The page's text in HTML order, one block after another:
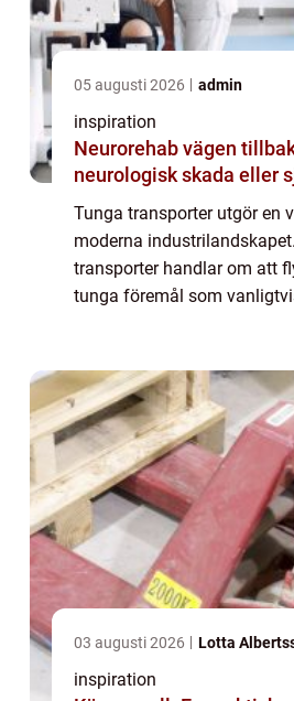
05 augusti 2026 admin
inspiration
Neurorehab vägen tillbaka efter
neurologisk skada eller
Tunga transporter utgör en
moderna
transporter handlar om att
tunga föremål som
03 augusti 2026 Lotta
inspiration